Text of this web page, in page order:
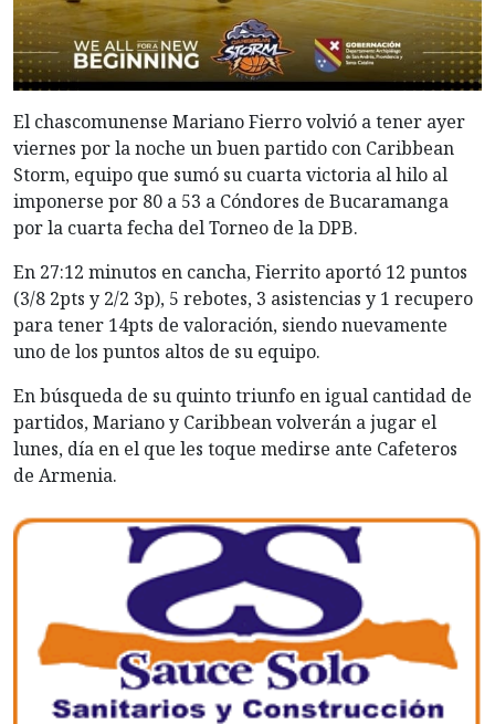
El chascomunense Mariano Fierro volvió a tener ayer
viernes por la noche un buen partido con Caribbean
Storm, equipo que sumó su cuarta victoria al hilo al
imponerse por 80 a 53 a Cóndores de Bucaramanga
por la cuarta fecha del Torneo de la DPB.
En 27:12 minutos en cancha, Fierrito aportó 12 puntos
(3/8 2pts y 2/2 3p), 5 rebotes, 3 asistencias y 1 recupero
para tener 14pts de valoración, siendo nuevamente
uno de los puntos altos de su equipo.
En búsqueda de su quinto triunfo en igual cantidad de
partidos, Mariano y Caribbean volverán a jugar el
lunes, día en el que les toque medirse ante Cafeteros
de Armenia.